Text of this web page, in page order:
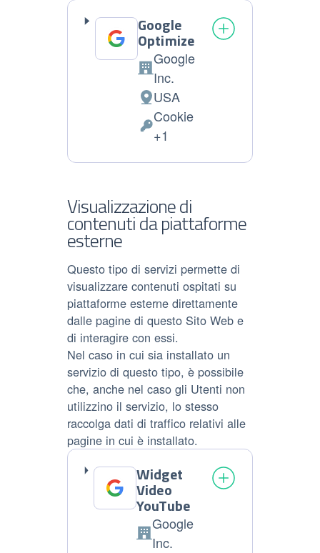
Google
Optimize
Azienda:
Google
Inc.
Luogo
del
trattamento:
USA
Dati
Cookie
+1
Visualizzazione di
contenuti da piattaforme
esterne
Questo tipo di servizi permette di
visualizzare contenuti ospitati su
piattaforme esterne direttamente
dalle pagine di questo Sito Web e
di interagire con essi.
Nel caso in cui sia installato un
servizio di questo tipo, è possibile
che, anche nel caso gli Utenti non
utilizzino il servizio, lo stesso
raccolga dati di traffico relativi alle
pagine in cui è installato.
Widget
Video
YouTube
Azienda:
Google
Inc.